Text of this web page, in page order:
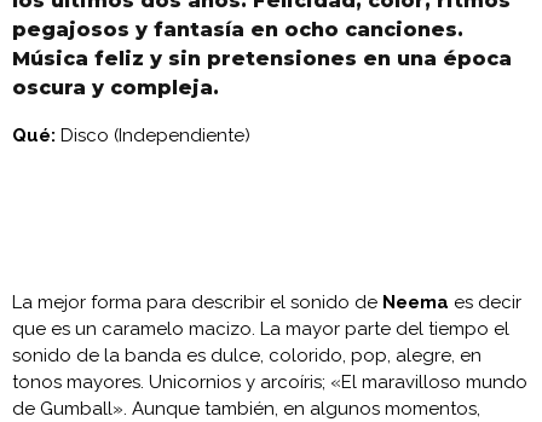
pegajosos y fantasía en ocho canciones.
Música feliz y sin pretensiones en una época
oscura y compleja.
Qué: Disco (Independiente)
La mejor forma para describir el sonido de Neema es decir
que es un caramelo macizo. La mayor parte del tiempo el
sonido de la banda es dulce, colorido, pop, alegre, en
tonos mayores. Unicornios y arcoíris; «El maravilloso mundo
de Gumball». Aunque también, en algunos momentos,